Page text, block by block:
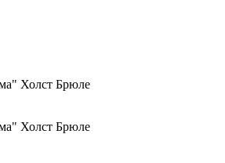
Холст Брюле
Холст Брюле